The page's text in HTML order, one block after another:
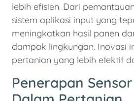
lebih efisien. Dari
sistem aplikasi input yang
meningkatkan hasil panen
dampak lingkungan. Inovasi
pertanian yang lebih efektif
Penerapan